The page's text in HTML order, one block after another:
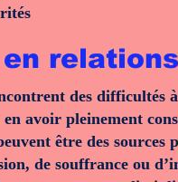
en
des
avoir pleinement
être des
de souffrance ou